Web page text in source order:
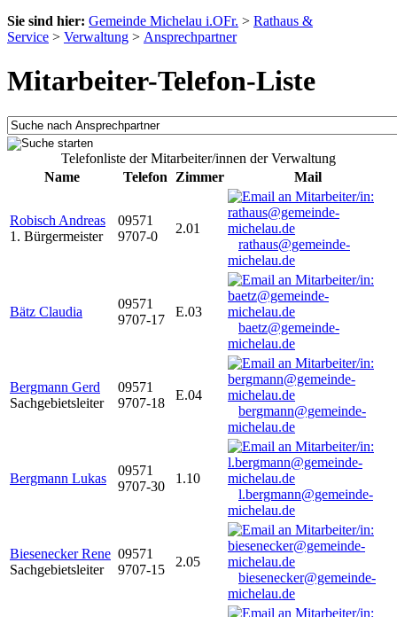
Sie sind hier: Gemeinde Michelau i.OFr. > Rathaus &
Service > Verwaltung > Ansprechpartner
Mitarbeiter-Telefon-Liste
Telefonliste der Mitarbeiter/innen der Verwaltung
Name
Telefon Zimmer Mail
Robisch Andreas
1. Bürgermeister
09571
9707-0
2.01
rathaus@gemeinde-
michelau.de
Bätz Claudia
09571
9707-17
E.03
baetz@gemeinde-
michelau.de
Bergmann Gerd
Sachgebietsleiter
09571
9707-18
E.04
bergmann@gemeinde-
michelau.de
Bergmann Lukas
09571
9707-30
1.10
l.bergmann@gemeinde-
michelau.de
Biesenecker Rene
Sachgebietsleiter
09571
9707-15
2.05
biesenecker@gemeinde-
michelau.de